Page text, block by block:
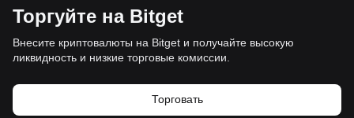
Торгуйте на Bitget
Внесите криптовалюты на Bitget и получайте высокую
ликвидность и низкие торговые комиссии.
Торговать